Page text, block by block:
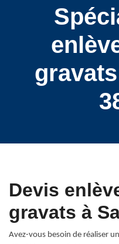
Devis
gravats à
Avez-vous besoin de réaliser